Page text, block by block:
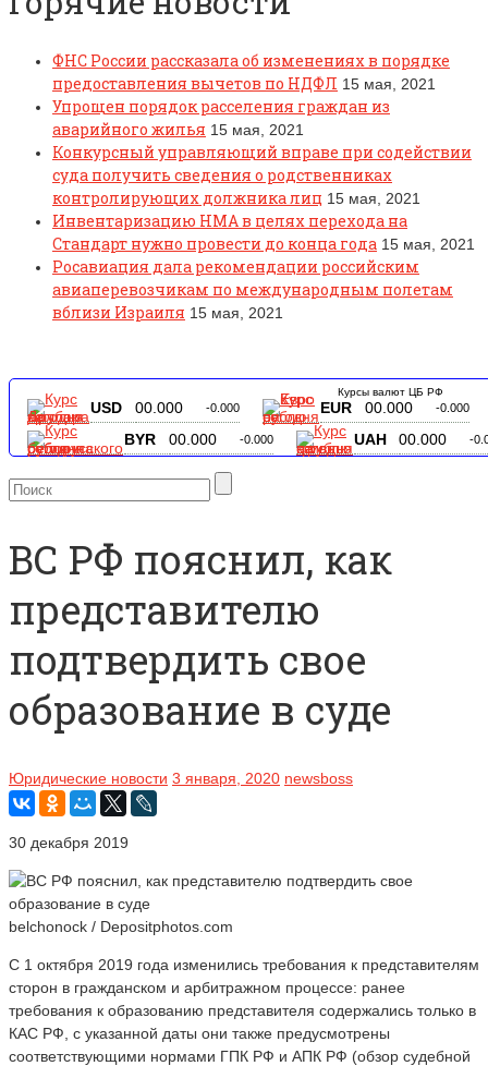
ФНС России рассказала об изменениях в порядке
предоставления вычетов по НДФЛ 15 мая, 2021
Упрощен порядок расселения граждан из
аварийного жилья 15 мая, 2021
Конкурсный управляющий вправе при содействии
суда получить сведения о родственниках
контролирующих должника лиц 15 мая, 2021
Инвентаризацию НМА в целях перехода на
Стандарт нужно провести до конца года 15 мая, 2021
Росавиация дала рекомендации российским
авиаперевозчикам по международным полетам
вблизи Израиля 15 мая, 2021
Курсы валют ЦБ РФ
USD 00.000 -0.000 EUR 00.000 -0.000
BYR 00.000 -0.000 UAH 00.000 -
ВС РФ пояснил, как
представителю
подтвердить свое
образование в суде
Юридические новости 3 января, 2020 newsboss
30 декабря 2019
belchonock / Depositphotos.com
С 1 октября 2019 года изменились требования к представителям
сторон в гражданском и арбитражном процессе: ранее
требования к образованию представителя содержались только в
КАС РФ, с указанной даты они также предусмотрены
соответствующими нормами ГПК РФ и АПК РФ (обзор судебной